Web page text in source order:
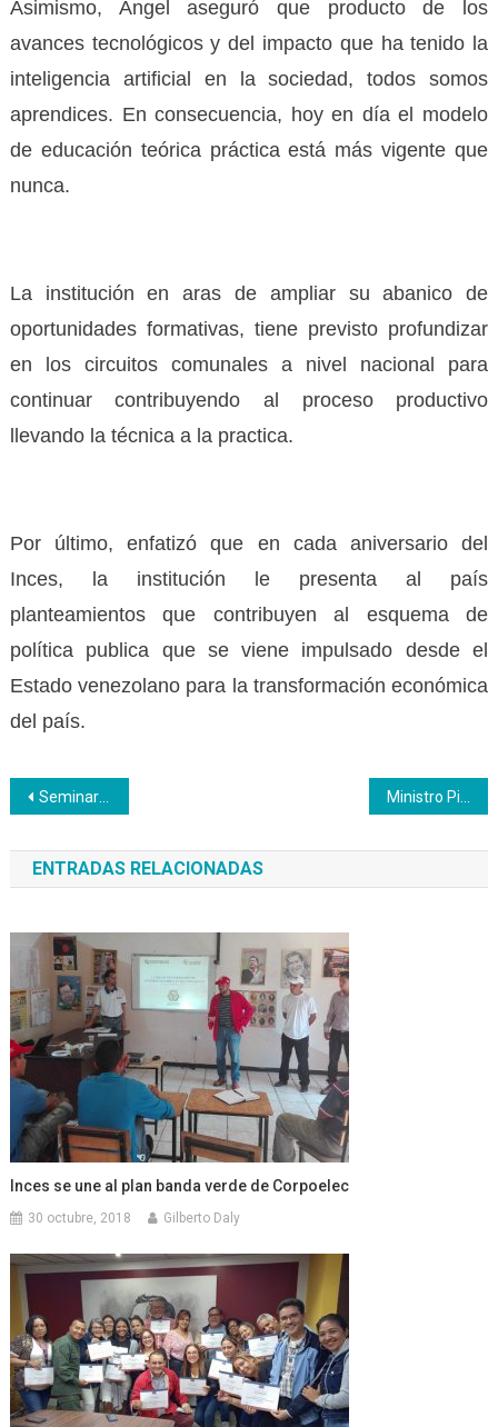
Asimismo, Angel aseguró que producto de los
avances tecnológicos y del impacto que ha tenido la
inteligencia artificial en la sociedad, todos somos
aprendices. En consecuencia, hoy en día el modelo
de educación teórica práctica está más vigente que
nunca.
La institución en aras de ampliar su abanico de
oportunidades formativas, tiene previsto profundizar
en los circuitos comunales a nivel nacional para
continuar contribuyendo al proceso productivo
llevando la técnica a la practica.
Por último, enfatizó que en cada aniversario del
Inces, la institución le presenta al país
planteamientos que contribuyen al esquema de
política publica que se viene impulsado desde el
Estado venezolano para la transformación económica
del país.
Navegación
de
entradas
Seminario Internacional de Formación Profesional destaca modelo dual como clave para el futuro laboral Ministro Piñate instaló seminario internacional Inces sobre formación dual
ENTRADAS RELACIONADAS
Inces se une al plan banda verde de Corpoelec
30 octubre, 2018 Gilberto Daly